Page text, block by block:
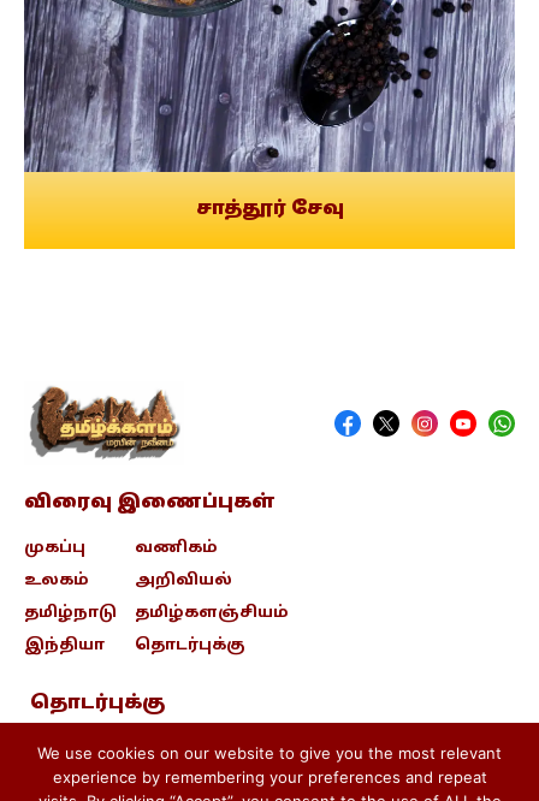
சாத்தூர் சேவு
விரைவு இணைப்புகள்
முகப்பு
உலகம்
தமிழ்நாடு
இந்தியா
வணிகம்
அறிவியல்
தமிழ்களஞ்சியம்
தொடர்புக்கு
தொடர்புக்கு
contact@tamizhkalam.com
We use cookies on our website to give you the most relevant
experience by remembering your preferences and repeat